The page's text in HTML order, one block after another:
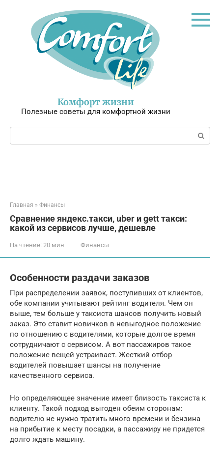
Комфорт жизни
Полезные советы для комфортной жизни
Поиск:
Главная » Финансы
Сравнение яндекс.такси, uber и gett такси:
какой из сервисов лучше, дешевле
На чтение: 20 мин Финансы
Особенности раздачи заказов
При распределении заявок, поступивших от клиентов,
обе компании учитывают рейтинг водителя. Чем он
выше, тем больше у таксиста шансов получить новый
заказ. Это ставит новичков в невыгодное положение
по отношению с водителями, которые долгое время
сотрудничают с сервисом. А вот пассажиров такое
положение вещей устраивает. Жесткий отбор
водителей повышает шансы на получение
качественного сервиса.
Но определяющее значение имеет близость таксиста к
клиенту. Такой подход выгоден обеим сторонам:
водителю не нужно тратить много времени и бензина
на прибытие к месту посадки, а пассажиру не придется
долго ждать машину.